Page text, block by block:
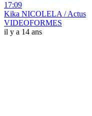
17:09
Kika NICOLELA / Actus
VIDEOFORMES
il y a 14 ans